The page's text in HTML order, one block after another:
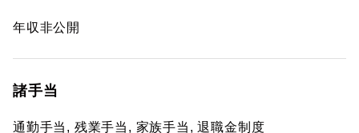
年収非公開
諸手当
通勤手当, 残業手当, 家族手当, 退職金制度